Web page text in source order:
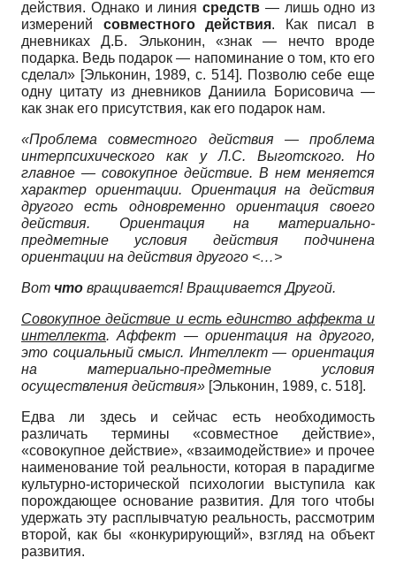
действия. Однако и линия средств — лишь одно из
измерений совместного действия. Как писал в
дневниках Д.Б. Эльконин, «знак — нечто вроде
подарка. Ведь подарок — напоминание о том, кто его
сделал» [Эльконин, 1989, с. 514]. Позволю себе еще
одну цитату из дневников Даниила Борисовича —
как знак его присутствия, как его подарок нам.
«Проблема совместного действия — проблема
интерпсихического как у Л.С. Выготского. Но
главное — совокупное действие. В нем меняется
характер ориентации. Ориентация на действия
другого есть одновременно ориентация своего
действия. Ориентация на материально-
предметные условия действия подчинена
ориентации на действия другого <…>
Вот что вращивается! Вращивается Другой.
Совокупное действие и есть единство аффекта и
интеллекта. Аффект — ориентация на другого,
это социальный смысл. Интеллект — ориентация
на материально-предметные условия
осуществления действия» [Эльконин, 1989, с. 518].
Едва ли здесь и сейчас есть необходимость
различать термины «совместное действие»,
«совокупное действие», «взаимодействие» и прочее
наименование той реальности, которая в парадигме
культурно-исторической психологии выступила как
порождающее основание развития. Для того чтобы
удержать эту расплывчатую реальность, рассмотрим
второй, как бы «конкурирующий», взгляд на объект
развития.